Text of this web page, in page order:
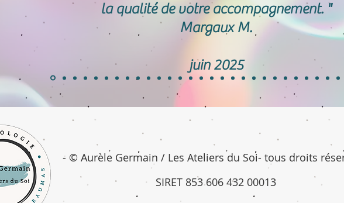
la qualité de votre accompagnement. "
Margaux M.
juin 2025
- © Aurèle Germain / Les Ateliers du Soi- tous droits
​SIRET 853 606 432 00013